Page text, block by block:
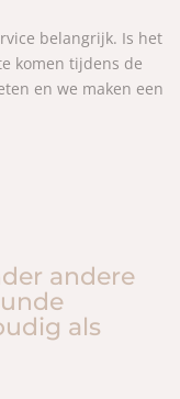
belangrijk. Is het
komen tijdens de
en we maken een
andere
als